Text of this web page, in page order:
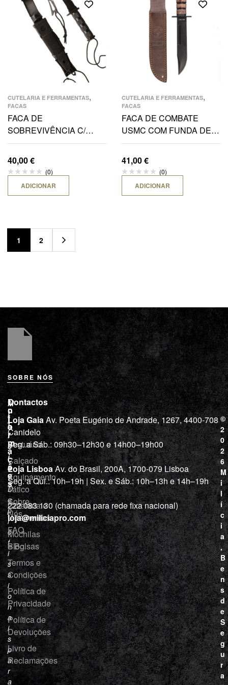
CUTELARIA E FERRAMENTAS,
FACAS
FACA DE
SOBREVIVÊNCIA C/
FUNDA-BK
40,00€
(0)
ADICIONAR
CUTELARIA E FERRAMENTAS,
FACAS
FACA DE COMBATE
USMC COM FUNDA DE
COURO
41,00€
(0)
ADICIONAR
1 2
SOBRE NÓS
M
i
l
í
c
i
a
“
D
e
p
r
o
f
i
s
s
i
o
n
a
i
s
p
a
r
a
L
o
j
a
Vestuário
Calçado
Equipamento
Tático
Cutelaria e
ferramentas
Mochilas
e Bolsas
I
n
f
o
r
m
a
ç
õ
e
s
Sobre
Nós
FAQ
Blog
Termos e
Condições
Política de
Privacidade
Política de
Devoluções
Livro de
Reclamações
Contactos
Loja GaiaAv. Poeta Eugénio de Andrade, 1267, 4400-708
Canidelo
Seg. a Sáb.: 09h30–12h30 e 14h00–19h00
Loja LisboaAv. do Brasil, 200A, 1700-079 Lisboa
Seg. a Qui.: 10h–19h | Sex. e Sáb.: 10h–13h e 14h–19h
222 083 130 (chamada para rede fixa nacional)
loja@miliciapro.com
©
2
0
2
6
M
i
l
í
c
i
a
,
B
e
n
s
d
e
S
e
g
u
r
a